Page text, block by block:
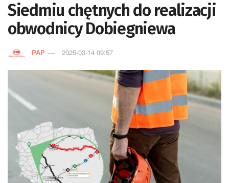
Siedmiu chętnych do realizacji
obwodnicy Dobiegniewa
PAP 2025-03-14 09:57